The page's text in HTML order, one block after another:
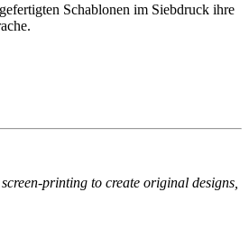
Schablonen im Siebdruck ihre
printing to create original designs,